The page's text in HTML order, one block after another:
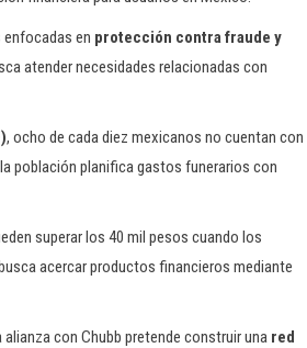
en protección contra fraude y
atender necesidades relacionadas con
, ocho de cada diez mexicanos no cuentan con
población planifica gastos funerarios con
superar los 40 mil pesos cuando los
acercar productos financieros mediante
con Chubb pretende construir una red